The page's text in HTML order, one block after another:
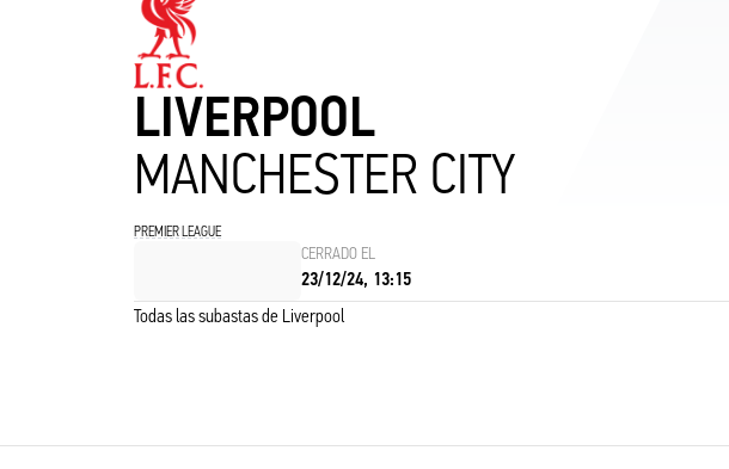
LIVERPOOL
MANCHESTER CITY
PREMIER LEAGUE
CERRADO EL
23/12/24, 13:15
Todas las subastas de Liverpool